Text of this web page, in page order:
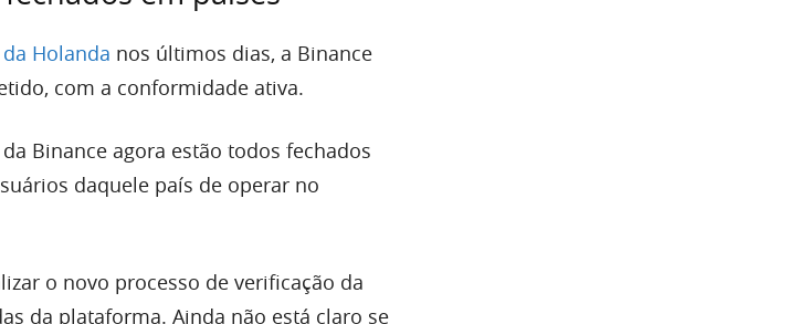
Holanda nos últimos dias, a Binance
com a conformidade ativa.
Binance agora estão todos fechados
daquele país de operar no
o novo processo de verificação da
da plataforma. Ainda não está claro se